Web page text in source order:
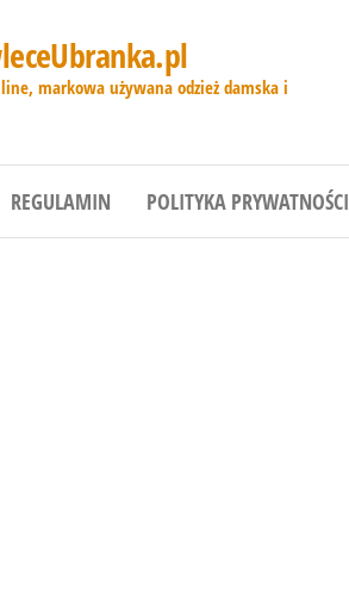
markowa używana odzież damska i
REGULAMIN POLITYKA PRYWATNOŚCI